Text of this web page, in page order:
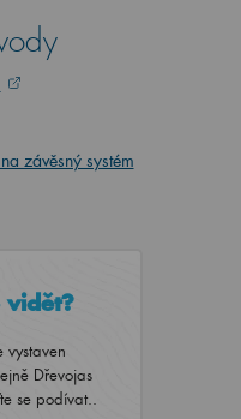
závěsný systém
vidět?
vystaven
Dřevojas
se podívat..